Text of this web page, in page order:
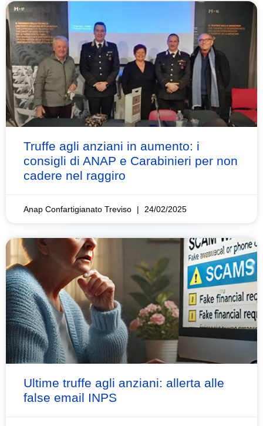
Truffe agli anziani in aumento: i
consigli di ANAP e Carabinieri per non
cadere nel raggiro
Anap Confartigianato Treviso 24/02/2025
Ultime truffe agli anziani: allerta alle
false email INPS